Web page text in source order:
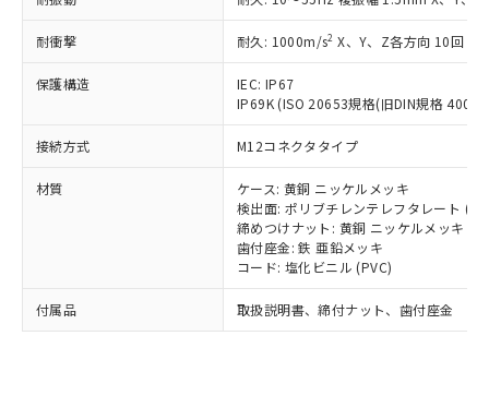
耐衝撃 耐久: 1000m/s2 X、Y、Z各方向 10回
保護構造
IEC: IP67
IP69K (ISO 20653規格(旧DIN規格
接続方式 M12コネクタタイプ
材質
ケース: 黄銅 ニッケルメッキ
検出面: ポリブチレンテレフタレート
締めつけナット: 黄銅 ニッケルメッキ
歯付座金: 鉄 亜鉛メッキ
コード: 塩化ビニル (PVC)
付属品 取扱説明書、締付ナット、歯付座金
覧された時点での実際の在庫および標
準価格とは異なる場合があることをご
了承ください。
正式な納期状況および標準価格はお客
様のお取引先、またはお客様担当のオ
ムロン制御機器販売店・当社販売員に
ご相談ください。
オムロン制御機器販売店や当社販売拠
販売ネットワーク
」をご確認
在庫状況および標準価格結果を当社の
事前の承諾なく第三者に漏洩または開
示しないようお願いします。
マイパーツ機能（部品リスト作成サー
ビス）をご利用いただくには、I-Web
六価クロム(Cr(Ⅵ)) 1000ppm以下、ポリ臭化ビフェニル
類(PBB) 1000ppm以下、ポリ臭化ジフェニルエーテル類
(PBDE) 1000ppm以下、フタル酸ビス(2-エチルヘキシ
ル) (DEHP)(別名：DOP) 1000ppm以下、フタル酸ブチ
ルベンジル（BBP） 1000ppm以下、フタル酸ジブチル
（DBP） 1000ppm以下、フタル酸ジイソブチル
但し、RoHS指令で産業用監視および制御機器に対する
図的な使用がないことを確認しています。
部品在庫の切り替え状況などにより、予定
月が前後することがあります。
Pb(鉛) :1000ppm、 Hg(水銀) : 1000ppm、 Cd(カドミウ
Cr(Ⅵ)(六価クロム) : 1000ppm、 PBBs(ポリ臭化ビフェ
ニル類) : 1000ppm、 PBDEs(ポリ臭化ジフェニルエーテ
ル類) : 1000ppm、
DBP(フタル酸ジブチル) : 1000ppm、 DIBP(フタル酸ジ
イソブチル) : 1000ppm、 BBP(フタル酸ブチルベンジ
DEHP(フタル酸ビス(2-エチルヘキシル)) : 1000ppm
※2 環境保護使用期限
「ｅ」：有害物質（10物質）のすべてが基
準値以下であることを示します。
「10」：通常の使用状況下において有害物
質が外部に漏えいし、環境に深刻な影響を
国政府の輸出許可(または役務取引許
可)を取得するなどの必要な手続きを
当社は規制貨物を破棄する場合は、完
全に破砕するなど、違法に輸出されな
いよう必要な手段を講じます。
当社は貴社製品を、核兵器、ミサイ
ル、化学兵器、生物兵器またはその他
武器並びにこれらの製造装置等に一切
使用いたしません。
当社は、貴社製品を第三者に販売する
場合は、上記1、2および3の内容を当
該第三者に通知します。また当社は、
販売先および販売に係わる関係者が違
法に輸出するおそれがある場合は、取
一定数以上の在庫あり
一定数には満たないが在庫あり
在庫なし(最新の在庫状況につ
いては、お客様のお取引先、ま
たはお客様担当のオムロン制御
機器販売店・当社販売員にご確
認ください)
白
受注生産機種、また在庫状況の
情報を公開していない機種